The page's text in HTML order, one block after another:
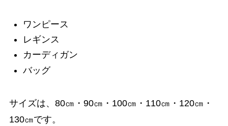
ワンピース
レギンス
カーディガン
バッグ
サイズは、80㎝・90㎝・100㎝・110㎝・120㎝・
130㎝です。